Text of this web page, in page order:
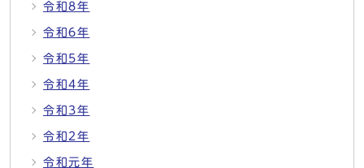
令和8年
令和6年
令和5年
令和4年
令和3年
令和2年
令和元年